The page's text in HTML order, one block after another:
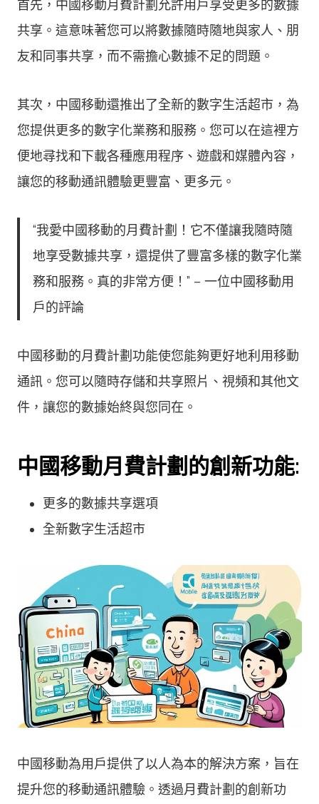
首先，中國移動月費計劃允許用戶享受更多的數據
共享。這意味著您可以將數據隨時隨地與家人、朋
友和同事共享，而不需擔心數據不足的問題。
其次，中國移動還推出了全新的數字生活超市，為
您提供更多的數字化業務和服務。您可以在這裡方
便地尋找和下載各種應用程序、遊戲和媒體內容，
讓您的移動通訊體驗更豐富、更多元。
“我愛中國移動的月費計劃！它不僅讓我隨時隨
地享受數據共享，還提供了豐富多樣的數字化業
務和服務。真的非常方便！” – 一位中國移動用
戶的評論
中國移動的月費計劃功能使您能夠更好地利用移動
通訊。您可以隨時存儲和共享照片、視頻和其他文
件，讓您的數據始終與您同在。
中國移動月費計劃的創新功能:
更多的數據共享選項
全新數字生活超市
中國移動為用戶提供了以人為本的解決方案，旨在
提升您的移動通訊體驗。透過月費計劃的創新功